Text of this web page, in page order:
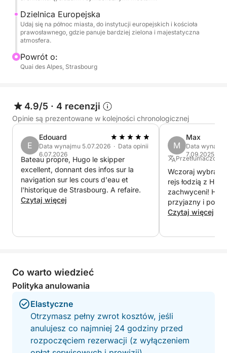
subtelne połączenie komfortu, autentyczności i
estetyki. Łódź uwodzi swoimi klasycznymi liniami i
przytulną atmosferą, idealną na romantyczną
wycieczkę, chwilę z rodziną lub elegancki wypad ze
znajomymi. Opcjonalnie możesz urozmaicić swój
Oryginalny, kameralny i niezwykle szykowny sposób
na ponowne odkrycie Strasburga.
Dzielnica Europejska
Udaj się na północ miasta, do instytucji europejskich i kościoła
prawosławnego, gdzie panuje bardziej zielona i majestatyczna
atmosfera.
Powrót o:
Quai des Alpes, Strasbourg
4.9/5 · 4 recenzji
Opinie są prezentowane w kolejności chronologicznej
E
Edouard
Data wynajmu 5.07.2026 · Data opinii
6.07.2026
Bateau propre, Hugo le skipper
excellent, donnant des infos sur la
navigation sur les cours d'eau et
l'historique de Strasbourg. A refaire.
Czytaj więcej
M
Max
Data
7.09.2025
Przetłumaczone
Wczoraj
rejs łodzią z
zachwyceni!
przyjazny i
naprawdę
Czytaj więcej
Co warto wiedzieć
Polityka anulowania
Elastyczne
Otrzymasz pełny zwrot kosztów, jeśli
anulujesz co najmniej 24 godziny przed
rozpoczęciem rezerwacji (z wyłączeniem